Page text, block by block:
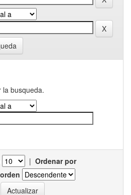
la busqueda.
| Ordenar por